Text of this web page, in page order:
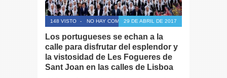
148 VISTO - NO HAY COMENTARIOS29 DE ABRIL DE 2017
Los portugueses se echan a la
calle para disfrutar del esplendor y
la vistosidad de Les Fogueres de
Sant Joan en las calles de Lisboa